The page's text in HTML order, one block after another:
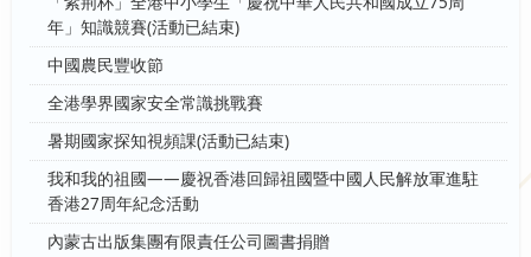
年」知識競賽(活動已結束)
中國農民豐收節
全港學界國家安全常識挑戰賽
暑期國家探知視頻課(活動已結束)
我和我的祖國——慶祝香港回歸祖國暨中國人民解放軍進駐
香港27周年紀念活動
內蒙古出版集團有限責任公司圖書捐贈